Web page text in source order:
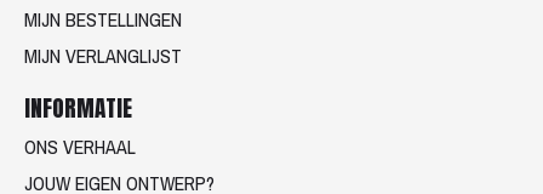
MIJN BESTELLINGEN
MIJN VERLANGLIJST
INFORMATIE
ONS VERHAAL
JOUW EIGEN ONTWERP?